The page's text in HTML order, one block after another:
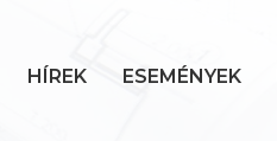
HÍREK ESEMÉNYEK